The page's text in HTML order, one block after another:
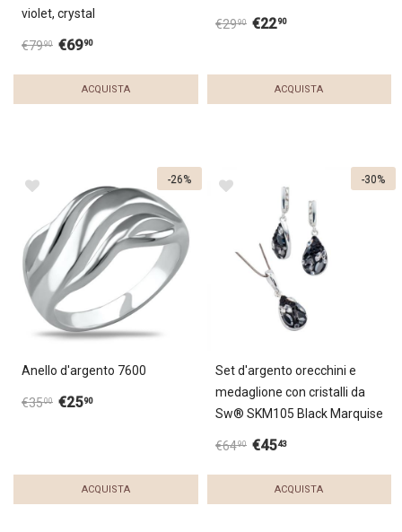
violet, crystal
€7990 €6990
ACQUISTA
€2990 €2290
ACQUISTA
Anello d'argento 7600
€3500 €2590
ACQUISTA
-26%
Set d'argento orecchini e
medaglione con cristalli da
Sw® SKM105 Black Marquise
€6490 €4543
ACQUISTA
-30%